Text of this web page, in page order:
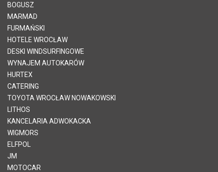
BOGUSZ
MARMAD
FURMAŃSKI
HOTELE WROCŁAW
DESKI WINDSURFINGOWE
WYNAJEM AUTOKARÓW
HURTEX
CATERING
TOYOTA WROCŁAW NOWAKOWSKI
LITHOS
KANCELARIA ADWOKACKA
WIGMORS
ELFPOL
JM
MOTOCAR